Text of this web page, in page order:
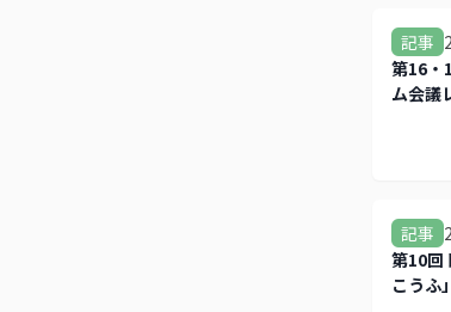
記事
第16・
ム会議
記事
第10回
こうふ」